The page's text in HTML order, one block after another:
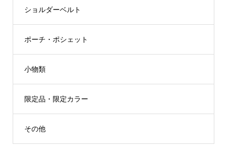
ショルダーベルト
ポーチ・ポシェット
小物類
限定品・限定カラー
その他